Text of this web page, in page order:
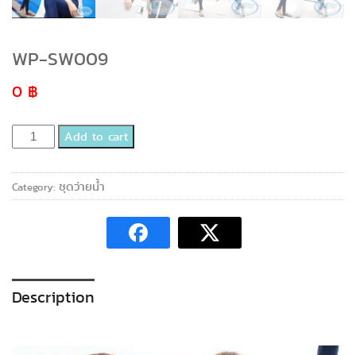
WP-SW009
0 ฿
WP-
SW009
quantity
Add to cart
Category: ชุดว่ายน้ำ
Description